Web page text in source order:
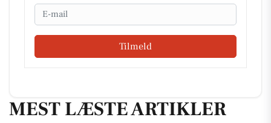
Email
Tilmeld
MEST LÆSTE ARTIKLER